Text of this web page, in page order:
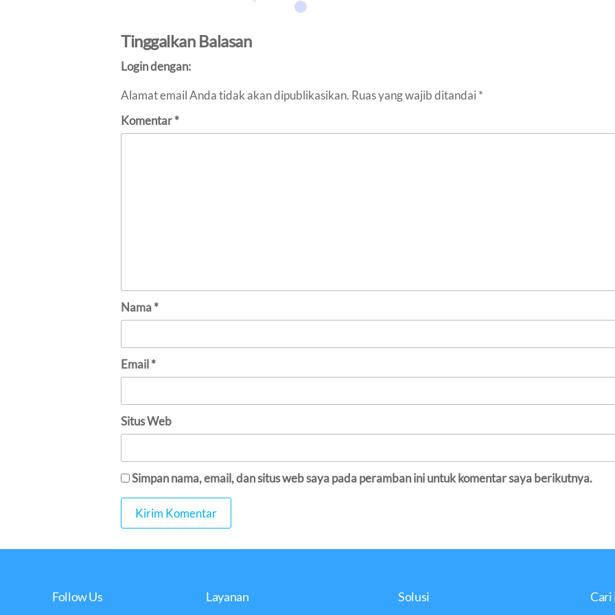
Tinggalkan Balasan
Login dengan:
Alamat email Anda tidak akan dipublikasikan. Ruas yang wajib ditandai *
Komentar*
Nama*
Email*
Situs Web
Simpan nama, email, dan situs web saya pada peramban ini untuk komentar saya berikutnya.
Follow Us Layanan Solusi Cari